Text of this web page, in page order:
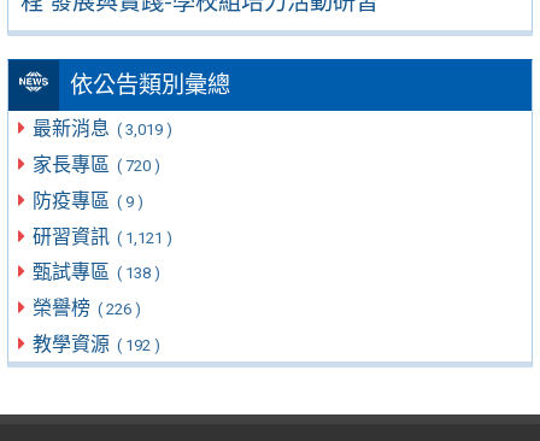
依公告類別彙總
最新消息 ( 3,019 )
家長專區 ( 720 )
防疫專區 ( 9 )
研習資訊 ( 1,121 )
甄試專區 ( 138 )
榮譽榜 ( 226 )
教學資源 ( 192 )